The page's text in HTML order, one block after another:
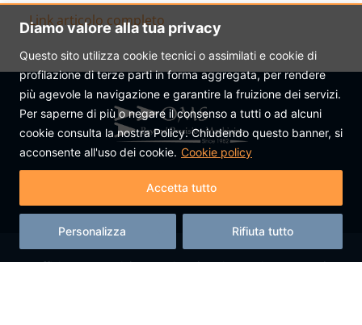
Diamo valore alla tua privacy
Questo sito utilizza cookie tecnici o assimilati e cookie di
profilazione di terze parti in forma aggregata, per rendere
più agevole la navigazione e garantire la fruizione dei servizi.
Per saperne di più o negare il consenso a tutti o ad alcuni
cookie consulta la nostra Policy. Chiudendo questo banner, si
acconsente all'uso dei cookie. Cookie policy
Personalizza Rifiuta tutto
Accetta tutto
Link articolo completo
Officine Meccaniche Segni S.r.l. – Via Carpinetana Sud,